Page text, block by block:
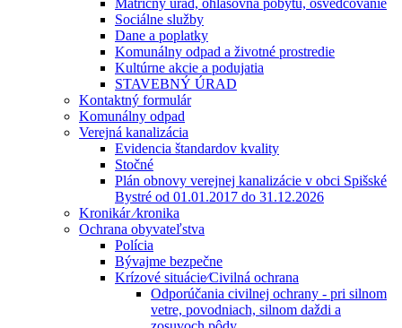
Matričný úrad, ohlasovňa pobytu, osvedčovanie
Sociálne služby
Dane a poplatky
Komunálny odpad a životné prostredie
Kultúrne akcie a podujatia
STAVEBNÝ ÚRAD
Kontaktný formulár
Komunálny odpad
Verejná kanalizácia
Evidencia štandardov kvality
Stočné
Plán obnovy verejnej kanalizácie v obci Spišské
Bystré od 01.01.2017 do 31.12.2026
Kronikár ⁄kronika
Ochrana obyvateľstva
Polícia
Bývajme bezpečne
Krízové situácie⁄Civilná ochrana
Odporúčania civilnej ochrany - pri silnom
vetre, povodniach, silnom daždi a